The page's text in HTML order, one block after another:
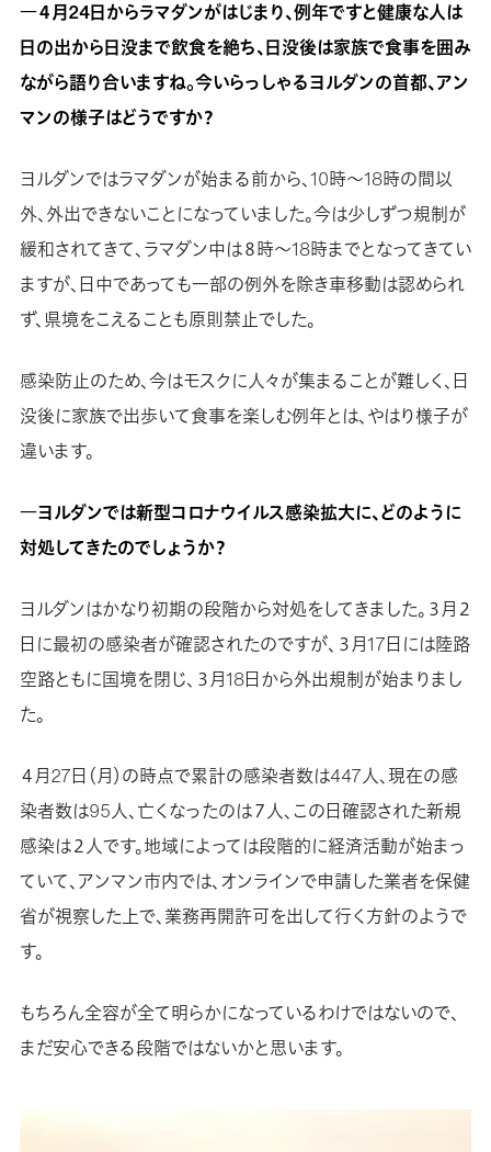
―４月24日からラマダンがはじまり、例年ですと健康な人は
日の出から日没まで飲食を絶ち、日没後は家族で食事を囲み
ながら語り合いますね。今いらっしゃるヨルダンの首都、アン
マンの様子はどうですか？
ヨルダンではラマダンが始まる前から、10時～18時の間以
外、外出できないことになっていました。今は少しずつ規制が
緩和されてきて、ラマダン中は８時〜18時までとなってきてい
ますが、日中であっても一部の例外を除き車移動は認められ
ず、県境をこえることも原則禁止でした。
感染防止のため、今はモスクに人々が集まることが難しく、日
没後に家族で出歩いて食事を楽しむ例年とは、やはり様子が
違います。
―ヨルダンでは新型コロナウイルス感染拡大に、どのように
対処してきたのでしょうか？
ヨルダンはかなり初期の段階から対処をしてきました。３月２
日に最初の感染者が確認されたのですが、３月17日には陸路
空路ともに国境を閉じ、３月18日から外出規制が始まりまし
た。
４月27日（月）の時点で累計の感染者数は447人、現在の感
染者数は95人、亡くなったのは７人、この日確認された新規
感染は２人です。地域によっては段階的に経済活動が始まっ
ていて、アンマン市内では、オンラインで申請した業者を保健
省が視察した上で、業務再開許可を出して行く方針のようで
す。
もちろん全容が全て明らかになっているわけではないので、
まだ安心できる段階ではないかと思います。